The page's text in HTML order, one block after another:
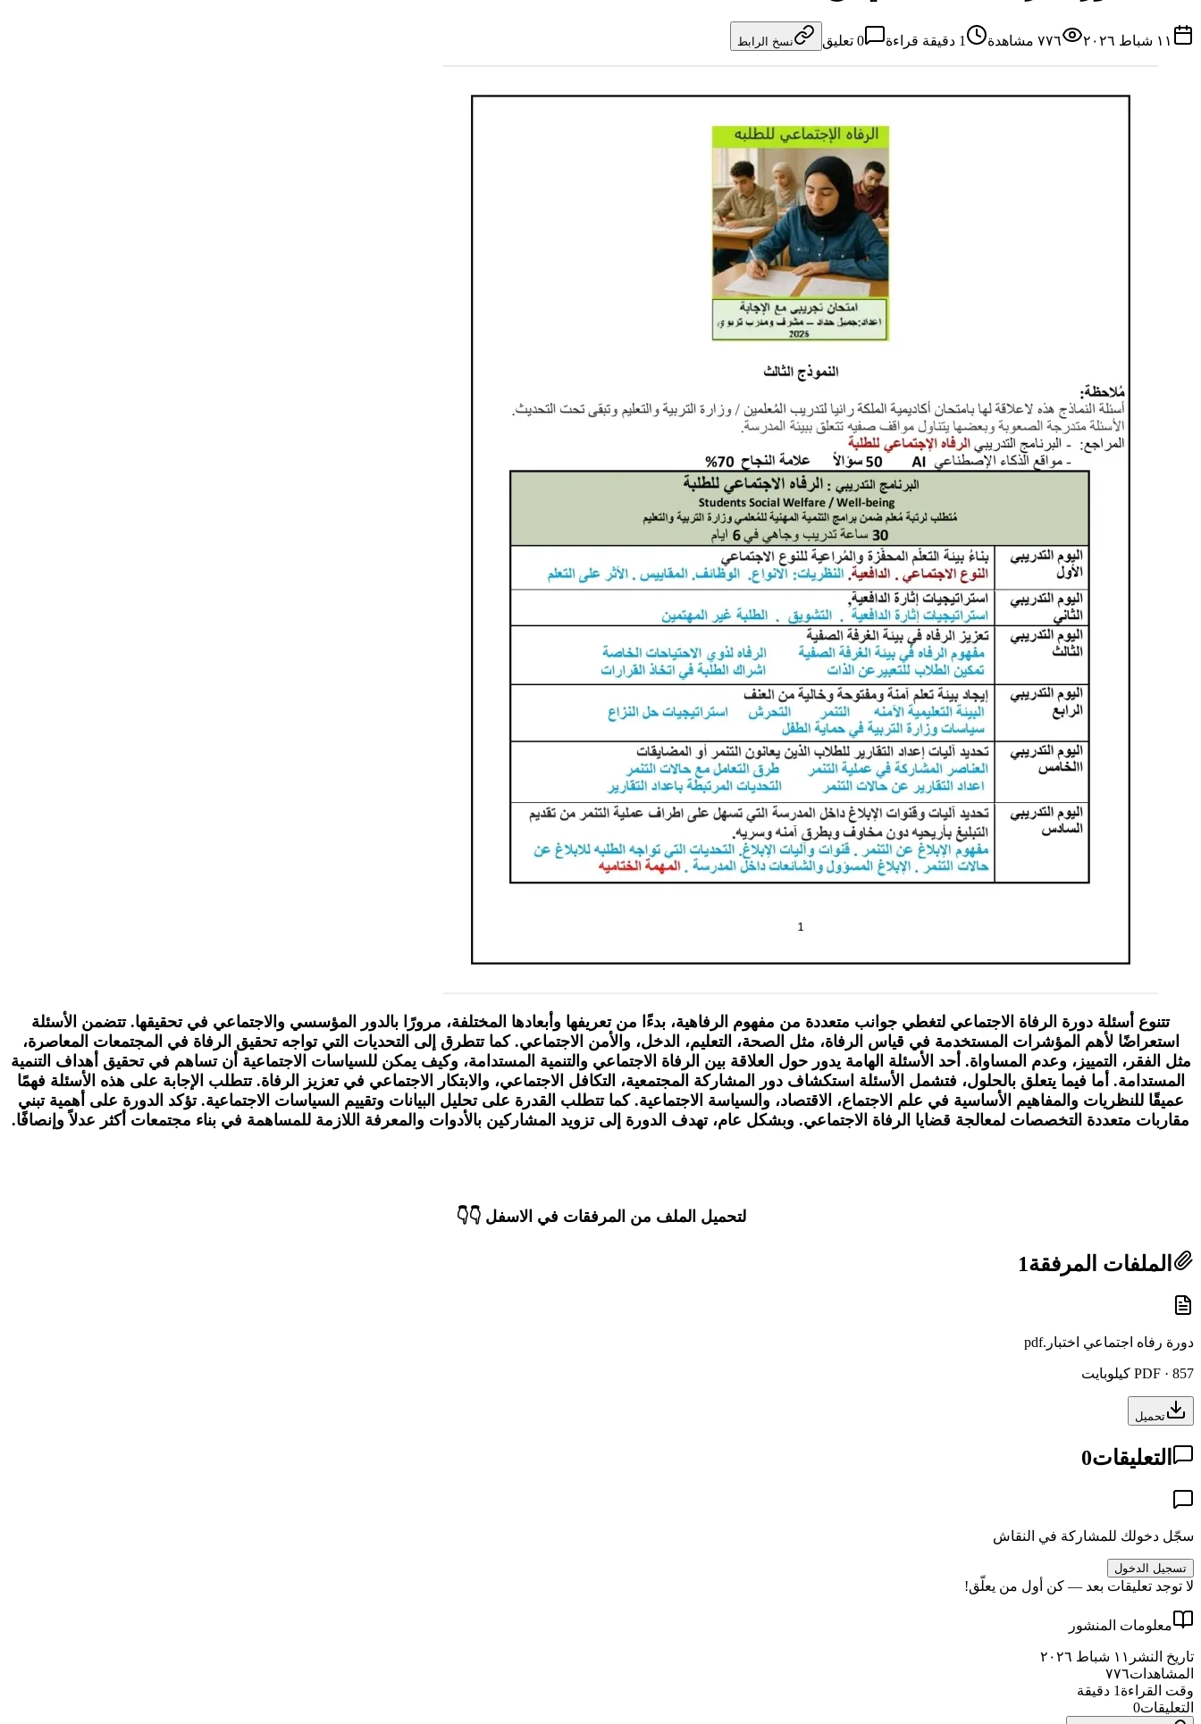
١١ شباط ٢٠٢٦ ٧٧٦ مشاهدة 1 دقيقة قراءة 0 تعليق نسخ الرابط
تتنوع أسئلة دورة الرفاة الاجتماعي لتغطي جوانب متعددة من مفهوم الرفاهية، بدءًا من تعريفها وأبعادها المختلفة، مرورًا بالدور المؤسسي والاجتماعي في تحقيقها. تتضمن الأسئلة
استعراضًا لأهم المؤشرات المستخدمة في قياس الرفاة، مثل الصحة، التعليم، الدخل، والأمن الاجتماعي. كما تتطرق إلى التحديات التي تواجه تحقيق الرفاة في المجتمعات المعاصرة،
مثل الفقر، التمييز، وعدم المساواة. أحد الأسئلة الهامة يدور حول العلاقة بين الرفاة الاجتماعي والتنمية المستدامة، وكيف يمكن للسياسات الاجتماعية أن تساهم في تحقيق أهداف التنمية
المستدامة. أما فيما يتعلق بالحلول، فتشمل الأسئلة استكشاف دور المشاركة المجتمعية، التكافل الاجتماعي، والابتكار الاجتماعي في تعزيز الرفاة. تتطلب الإجابة على هذه الأسئلة فهمًا
عميقًا للنظريات والمفاهيم الأساسية في علم الاجتماع، الاقتصاد، والسياسة الاجتماعية. كما تتطلب القدرة على تحليل البيانات وتقييم السياسات الاجتماعية. تؤكد الدورة على أهمية تبني
مقاربات متعددة التخصصات لمعالجة قضايا الرفاة الاجتماعي. وبشكل عام، تهدف الدورة إلى تزويد المشاركين بالأدوات والمعرفة اللازمة للمساهمة في بناء مجتمعات أكثر عدلاً وإنصافًا.
لتحميل الملف من المرفقات في الاسفل 👇👇
الملفات المرفقة1
دورة رفاه اجتماعي اختبار.pdf
PDF · 857 كيلوبايت
تحميل
التعليقات0
سجّل دخولك للمشاركة في النقاش
تسجيل الدخول
لا توجد تعليقات بعد — كن أول من يعلّق!
معلومات المنشور
تاريخ النشر ١١ شباط ٢٠٢٦
المشاهدات٧٧٦
وقت القراءة 1 دقيقة
التعليقات0